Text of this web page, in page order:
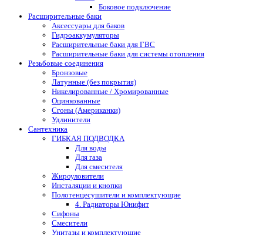
Боковое подключение
Расширительные баки
Аксессуары для баков
Гидроаккумуляторы
Расширительные баки для ГВС
Расширительные баки для системы отопления
Резьбовые соединения
Бронзовые
Латунные (без покрытия)
Никелированные / Хромированные
Оцинкованные
Сгоны (Американки)
Удлинители
Сантехника
ГИБКАЯ ПОДВОДКА
Для воды
Для газа
Для смесителя
Жироуловители
Инсталяции и кнопки
Полотенцесушители и комплектующие
4. Радиаторы Юнифит
Сифоны
Смесители
Унитазы и комплектующие